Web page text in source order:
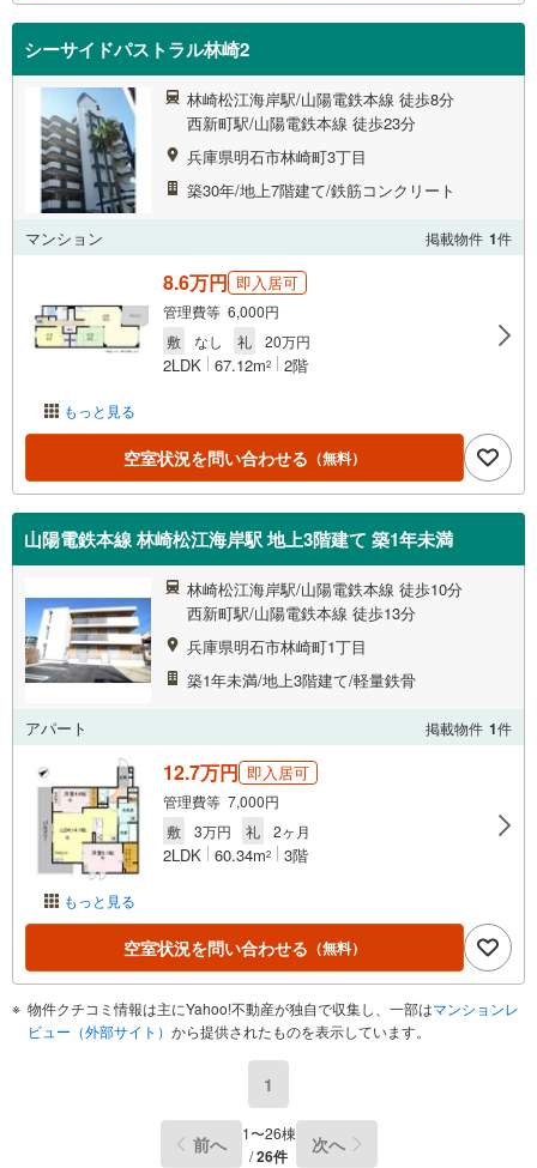
シーサイドパストラル林崎2
林崎松江海岸駅/山陽電鉄本線 徒歩8分
西新町駅/山陽電鉄本線 徒歩23分
兵庫県明石市林崎町3丁目
築30年/地上7階建て/鉄筋コンクリート
マンション 掲載物件 1件
もっと見る
8.6万円 即入居可
管理費等 6,000円
敷
なし 礼 20万円
2LDK 67.12m2 2階
空室状況を問い合わせる （無料）
山陽電鉄本線 林崎松江海岸駅 地上3階建て 築1年未満
林崎松江海岸駅/山陽電鉄本線 徒歩10分
西新町駅/山陽電鉄本線 徒歩13分
兵庫県明石市林崎町1丁目
築1年未満/地上3階建て/軽量鉄骨
アパート 掲載物件 1件
もっと見る
12.7万円 即入居可
管理費等 7,000円
敷
3万円 礼 2ヶ月
2LDK 60.34m2 3階
空室状況を問い合わせる （無料）
物件クチコミ情報は主にYahoo!不動産が独自で収集し、一部はマンションレ
ビュー（外部サイト） から提供されたものを表示しています。
1
前へ
1〜26棟
/26件 次へ